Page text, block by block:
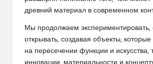
древний материал в современном
Мы продолжаем экспериментировать,
открывать, создавая объекты,
на пересечении функции и искусства,
инновации, материальности и